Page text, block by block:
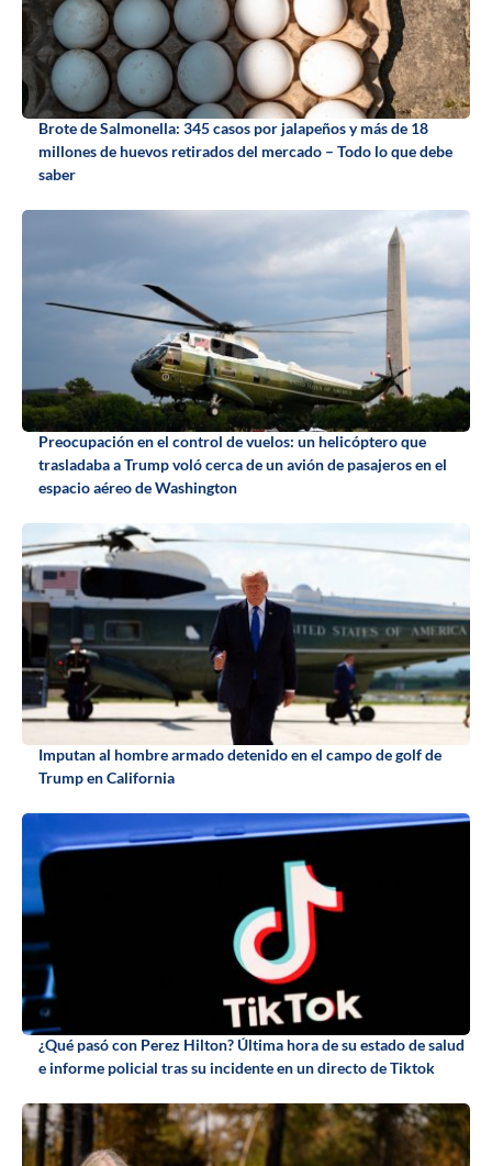
Brote de Salmonella: 345 casos por jalapeños y más de 18
millones de huevos retirados del mercado – Todo lo que debe
saber
Preocupación en el control de vuelos: un helicóptero que
trasladaba a Trump voló cerca de un avión de pasajeros en el
espacio aéreo de Washington
Imputan al hombre armado detenido en el campo de golf de
Trump en California
¿Qué pasó con Perez Hilton? Última hora de su estado de salud
e informe policial tras su incidente en un directo de Tiktok